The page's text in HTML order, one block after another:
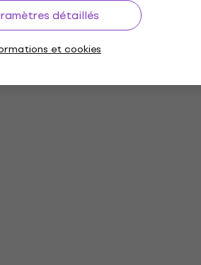
détaillés
et cookies